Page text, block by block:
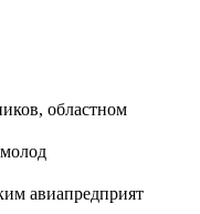
областном
авиапредприят